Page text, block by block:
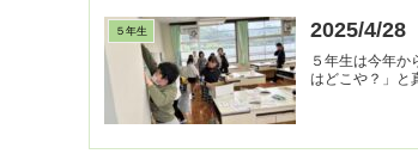
５年生 2025/4/28
５年生は今年